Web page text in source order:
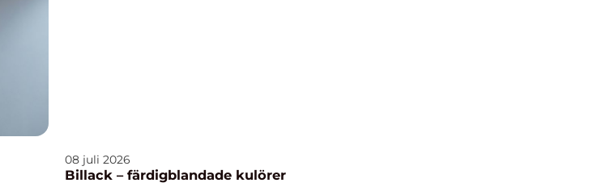
08 juli 2026
Billack – färdigblandade kulörer